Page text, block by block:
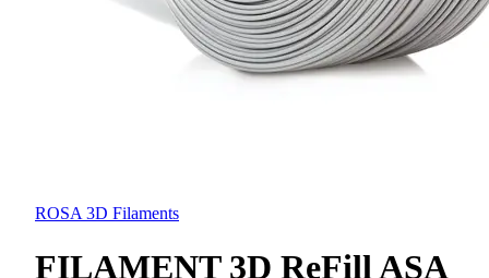
ROSA 3D Filaments
FILAMENT 3D ReFill ASA